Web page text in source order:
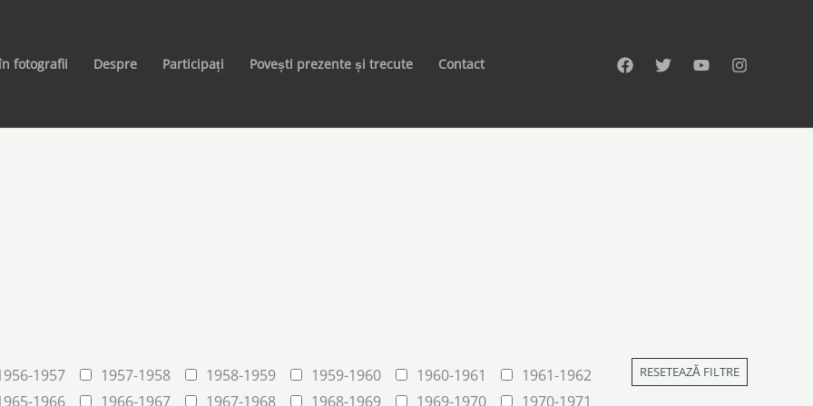
fotografii Despre Participați Povești prezente și trecute Contact
1957 1957-1958 1958-1959 1959-1960 1960-1961
1961-1962
1966 1966-1967 1967-1968 1968-1969 1969-1970
1970-1971
RESETEAZĂ FILTRE